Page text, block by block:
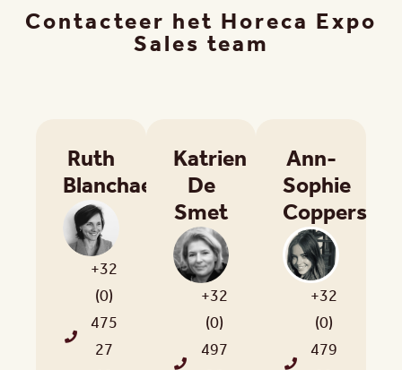
Contacteer het Horeca Expo
Sales team
Ruth
Blanchaert
+32
(0)
475
27
Katrien
De
Smet
+32
(0)
497
Ann-
Sophie
Coppers
+32
(0)
479